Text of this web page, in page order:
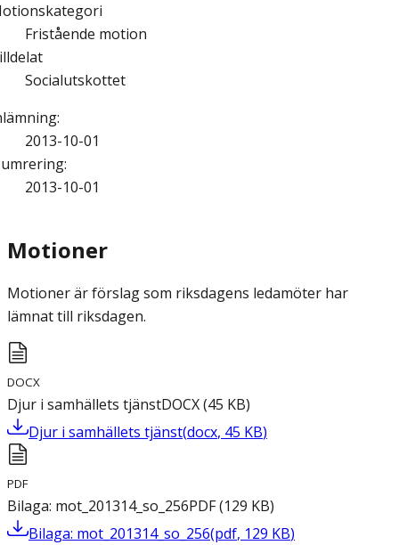
Fristående motion
Socialutskottet
:
2013-10-01
:
2013-10-01
Motioner
Motioner är förslag som riksdagens ledamöter har
lämnat till riksdagen.
DOCX
Djur i samhällets tjänstDOCX(45 KB)
Djur i samhällets tjänst(docx, 45 KB)
PDF
Bilaga: mot_201314_so_256PDF(129 KB)
Bilaga: mot_201314_so_256(pdf, 129 KB)